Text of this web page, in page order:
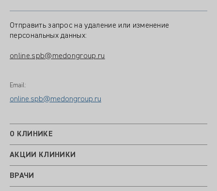
Отправить запрос на удаление или изменение
персональных данных:
online.spb@medongroup.ru
Email:
online.spb@medongroup.ru
О КЛИНИКЕ
АКЦИИ КЛИНИКИ
ВРАЧИ